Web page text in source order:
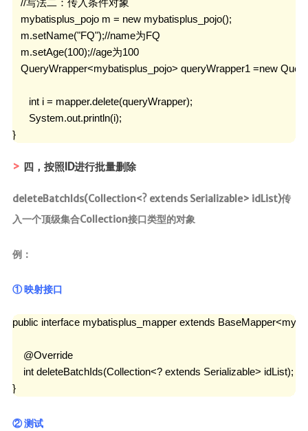
   mybatisplus_pojo m = new mybatisplus_pojo();
   m.setName("FQ");//name为FQ
   m.setAge(100);//age为100
QueryWrapper<mybatisplus_pojo> queryWrapper1 =new
      int i = mapper.delete(queryWrapper);
      System.out.println(i);
}
四，按照ID进行批量删除
deleteBatchIds(Collection<? extends Serializable> idList)传
入一个顶级集合Collection接口类型的对象
例：
① 映射接口
public interface mybatisplus_mapper extends
    @Override
    int deleteBatchIds(Collection<? extends Serializable> idList);
}
② 测试